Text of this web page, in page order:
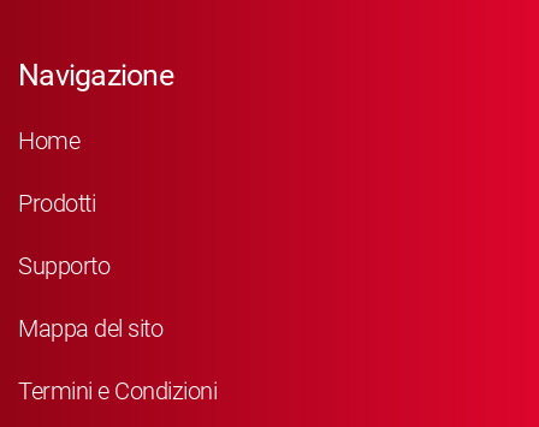
Navigazione
Home
Prodotti
Supporto
Mappa del sito
Termini e Condizioni